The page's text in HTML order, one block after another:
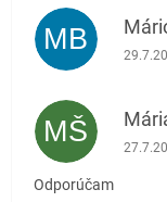
MB
MŠ
Odporúčam